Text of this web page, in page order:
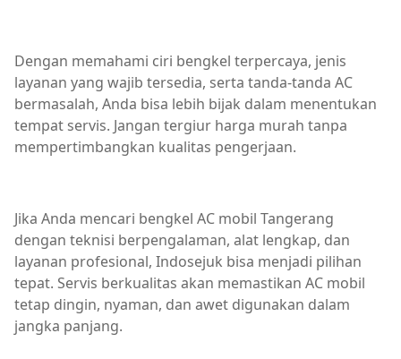
Dengan memahami ciri bengkel terpercaya, jenis
layanan yang wajib tersedia, serta tanda-tanda AC
bermasalah, Anda bisa lebih bijak dalam menentukan
tempat servis. Jangan tergiur harga murah tanpa
mempertimbangkan kualitas pengerjaan.
Jika Anda mencari bengkel AC mobil Tangerang
dengan teknisi berpengalaman, alat lengkap, dan
layanan profesional, Indosejuk bisa menjadi pilihan
tepat. Servis berkualitas akan memastikan AC mobil
tetap dingin, nyaman, dan awet digunakan dalam
jangka panjang.